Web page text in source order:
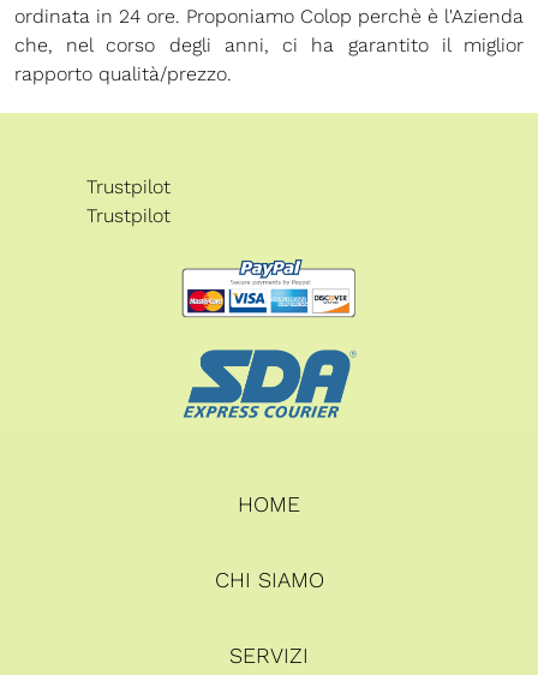
ordinata in 24 ore. Proponiamo Colop perchè è l'Azienda
che, nel corso degli anni, ci ha garantito il miglior
rapporto qualità/prezzo.
Trustpilot
Trustpilot
HOME
CHI SIAMO
SERVIZI